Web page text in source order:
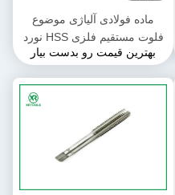
ماده فولادی آلیاژی موضوع
فلوت مستقیم فلزی HSS نورد
دستی
بهترین قیمت رو بدست بیار